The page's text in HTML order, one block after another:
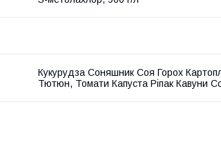
Кукурудза Соняшник Соя Горох
Тютюн, Томати Капуста Ріпак Кавуни